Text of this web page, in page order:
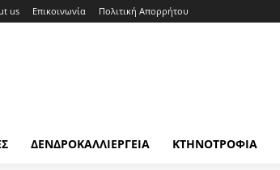
us Επικοινωνία Πολιτική Απορρήτου
ΔΕΝΔΡΟΚΑΛΛΙΕΡΓΕΙΑ ΚΤΗΝΟΤΡΟΦΙΑ